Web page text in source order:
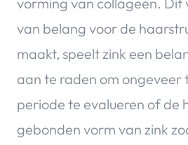
van belang voor de
maakt, speelt zink een
aan te raden om ongeveer
periode te evalueren of de
gebonden vorm van zink